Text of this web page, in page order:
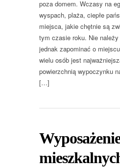
poza domem. Wczasy na
wyspach, plaża, ciepłe
miejsca, jakie chętnie są
tym czasie roku. Nie należy
jednak zapominać o
wielu osób jest
powierzchnią wypoczynku
[…]